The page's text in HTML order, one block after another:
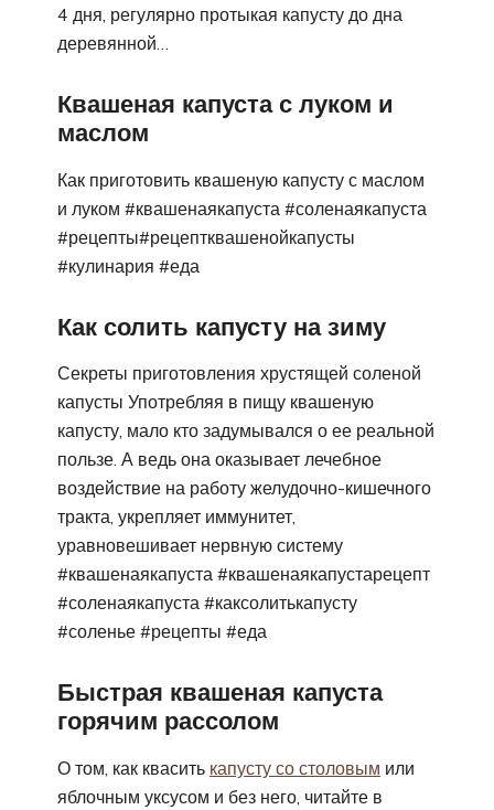
4 дня, регулярно протыкая капусту до дна
деревянной…
Квашеная капуста с луком и
маслом
Как приготовить квашеную капусту с маслом
и луком #квашенаякапуста #соленаякапуста
#рецепты#рецептквашенойкапусты
#кулинария #еда
Как солить капусту на зиму
Секреты приготовления хрустящей соленой
капусты Употребляя в пищу квашеную
капусту, мало кто задумывался о ее реальной
пользе. А ведь она оказывает лечебное
воздействие на работу желудочно-кишечного
тракта, укрепляет иммунитет,
уравновешивает нервную систему
#квашенаякапуста #квашенаякапустарецепт
#соленаякапуста #каксолитькапусту
#соленье #рецепты #еда
Быстрая квашеная капуста
горячим рассолом
О том, как квасить капусту со столовым или
яблочным уксусом и без него, читайте в